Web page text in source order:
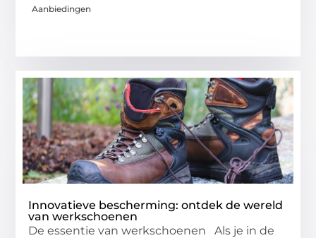
Aanbiedingen
Innovatieve bescherming: ontdek de wereld
van werkschoenen
De essentie van werkschoenen Als je in de